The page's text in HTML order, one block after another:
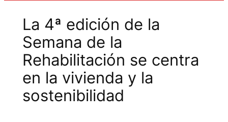
La 4ª edición de la
Semana de la
Rehabilitación se centra
en la vivienda y la
sostenibilidad